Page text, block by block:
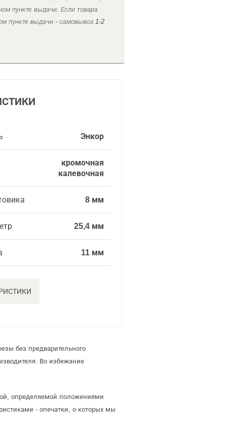
пункте выдачи. Если товара
пункте выдачи - самовывоз 1-2
Энкор
кромочная
калевочная
8 мм
25,4 мм
11 мм
без предварительного
Во избежание
определяемой положениями
- опечатки, о которых мы